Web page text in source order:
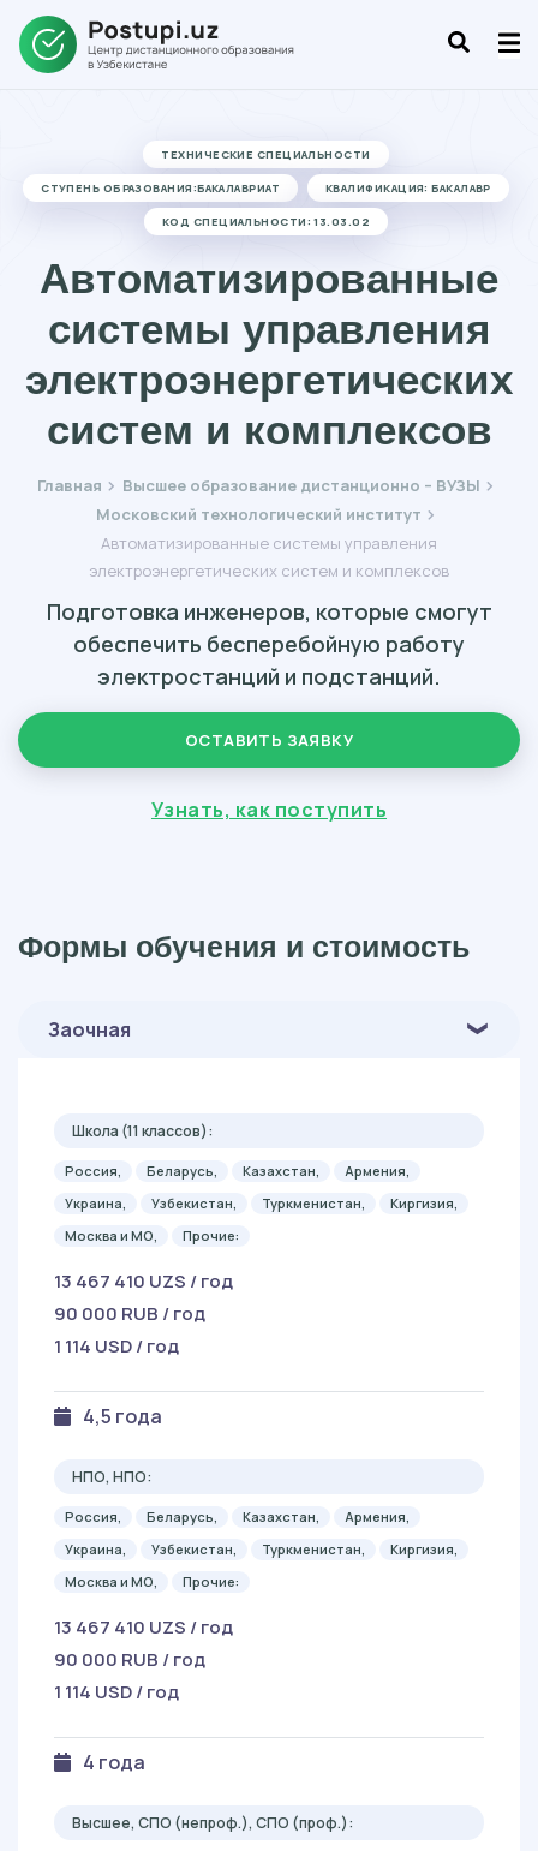
ТЕХНИЧЕСКИЕ СПЕЦИАЛЬНОСТИ
СТУПЕНЬ ОБРАЗОВАНИЯ:БАКАЛАВРИАТ КВАЛИФИКАЦИЯ: БАКАЛАВР
КОД СПЕЦИАЛЬНОСТИ: 13.03.02
Автоматизированные
системы управления
электроэнергетических
систем и комплексов
Главная
Высшее образование дистанционно – ВУЗЫ
Московский технологический институт
Автоматизированные системы управления
электроэнергетических систем и комплексов
Подготовка инженеров, которые смогут
обеспечить бесперебойную работу
электростанций и подстанций.
ОСТАВИТЬ ЗАЯВКУ
Узнать, как поступить
Формы обучения и стоимость
Заочная
Школа (11 классов):
Россия, Беларусь, Казахстан,
Армения,
Украина,
Узбекистан, Туркменистан,
Киргизия,
Москва и МО,
Прочие:
13 467 410 UZS / год
90 000 RUB / год
1 114 USD / год
4,5 года
НПО, НПО:
Россия, Беларусь, Казахстан,
Армения,
Украина,
Узбекистан, Туркменистан,
Киргизия,
Москва и МО,
Прочие:
13 467 410 UZS / год
90 000 RUB / год
1 114 USD / год
4 года
Высшее, СПО (непроф.), СПО (проф.):